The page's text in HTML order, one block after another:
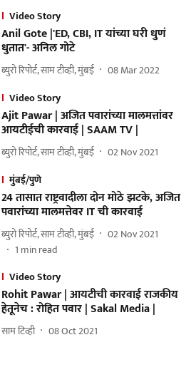
Video Story
Anil Gote |'ED, CBI, IT यांच्या घरी धुणं
धुतात'- अनिल गोटे
ब्युरो रिपोर्ट, साम टीव्ही, मुंबई
08 Mar 2022
Video Story
Ajit Pawar | अजित पवारांच्या मालमत्तांवर
आयटीईची कारवाई | SAAM TV |
ब्युरो रिपोर्ट, साम टीव्ही, मुंबई
02 Nov 2021
मुंबई/पुणे
24 तासात राष्ट्रवादीला दोन मोठे झटके, अजित
पवारांच्या मालमत्तेवर IT ची कारवाई
ब्युरो रिपोर्ट, साम टीव्ही, मुंबई
02 Nov 2021
1 min read
Video Story
Rohit Pawar | आयटीची कारवाई राजकीय
हेतूनेच : रोहित पवार | Sakal Media |
साम टिव्ही 08 Oct 2021